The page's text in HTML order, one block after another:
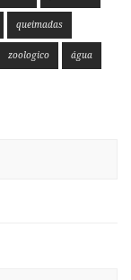
queimadas
zoologico água